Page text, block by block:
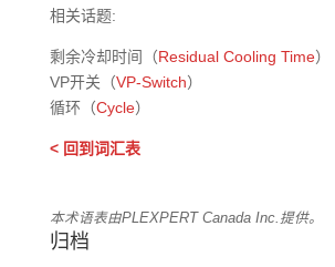
相关话题:
剩余冷却时间（Residual Cooling Time）
VP开关（VP-Switch）
循环（Cycle）
< 回到词汇表
本术语表由PLEXPERT Canada Inc.提供。
归档